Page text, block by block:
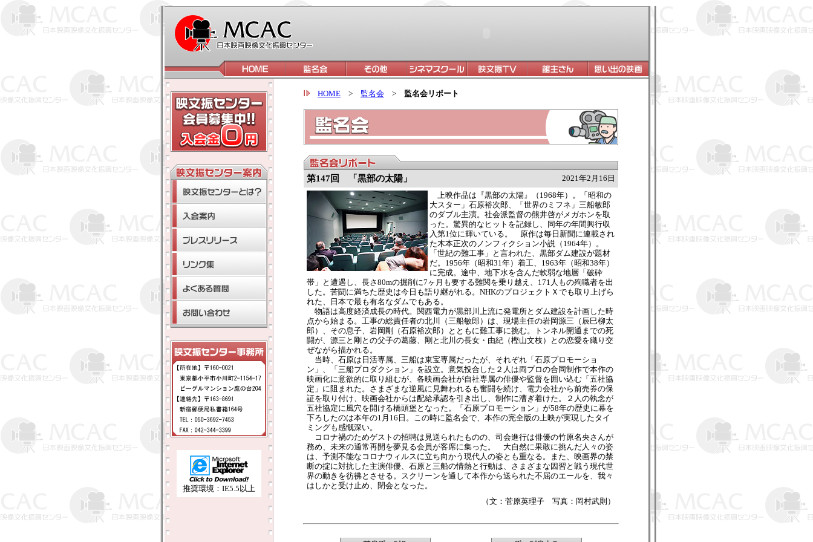
推奨環境：IE5.5以上
HOME > 監名会 > 監名会リポート
2021年2月16日
第147回 「黒部の太陽」
上映作品は『黒部の太陽』（1968年）。「昭和の
大スター」石原裕次郎、「世界のミフネ」三船敏郎
のダブル主演。社会派監督の熊井啓がメガホンを取
った。驚異的なヒットを記録し、同年の年間興行収
入第1位に輝いている。 原作は毎日新聞に連載され
た木本正次のノンフィクション小説（1964年）。
「世紀の難工事」と言われた、黒部ダム建設が題材
だ。1956年（昭和31年）着工、1963年（昭和38年）
に完成。途中、地下水を含んだ軟弱な地層「破砕
帯」と遭遇し、長さ80mの掘削に7ヶ月も要する難関を乗り越え、171人もの殉職者を出
した。苦闘に満ちた歴史は今日も語り継がれる。NHKのプロジェクトＸでも取り上げら
れた、日本で最も有名なダムでもある。
物語は高度経済成長の時代。関西電力が黒部川上流に発電所とダム建設を計画した時
点から始まる。工事の総責任者の北川（三船敏郎）は、現場主任の岩岡源三（辰巳柳太
郎）、その息子、岩岡剛（石原裕次郎）とともに難工事に挑む。トンネル開通までの死
闘が、源三と剛との父子の葛藤、剛と北川の長女・由紀（樫山文枝）との恋愛を織り交
ぜながら描かれる。
当時、石原は日活専属、三船は東宝専属だったが、それぞれ「石原プロモーショ
ン」、「三船プロダクション」を設立。意気投合した２人は両プロの合同制作で本作の
映画化に意欲的に取り組むが、各映画会社が自社専属の俳優や監督を囲い込む「五社協
定」に阻まれた。さまざまな逆風に見舞われるも奮闘を続け、電力会社から前売券の保
証を取り付け、映画会社からは配給承認を引き出し、制作に漕ぎ着けた。２人の執念が
五社協定に風穴を開ける橋頭堡となった。「石原プロモーション」が58年の歴史に幕を
下ろしたのは本年の1月16日。この時に監名会で、本作の完全版の上映が実現したタイ
ミングも感慨深い。
コロナ禍のためゲストの招聘は見送られたものの、司会進行は俳優の竹原名央さんが
務め、未来の通常再開を夢見る会員が客席に集った。 大自然に果敢に挑んだ人々の姿
は、予測不能なコロナウィルスに立ち向かう現代人の姿とも重なる。また、映画界の禁
断の掟に対抗した主演俳優、石原と三船の情熱と行動は、さまざまな因習と戦う現代世
界の動きを彷彿とさせる。スクリーンを通して本作から送られた不屈のエールを、我々
はしかと受け止め、閉会となった。
（文：菅原英理子 写真：岡村武則）